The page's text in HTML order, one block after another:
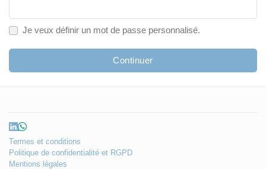
Je veux définir un mot de passe personnalisé.
Continuer
Termes et conditions
Politique de confidentialité et RGPD
Mentions légales